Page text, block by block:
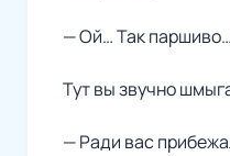
— Ой… Так
Тут вы звучно
— Ради вас